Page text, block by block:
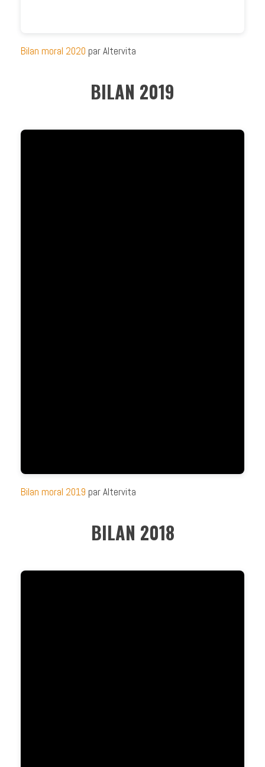
Bilan moral 2020 par Altervita
BILAN 2019
Bilan moral 2019 par Altervita
BILAN 2018